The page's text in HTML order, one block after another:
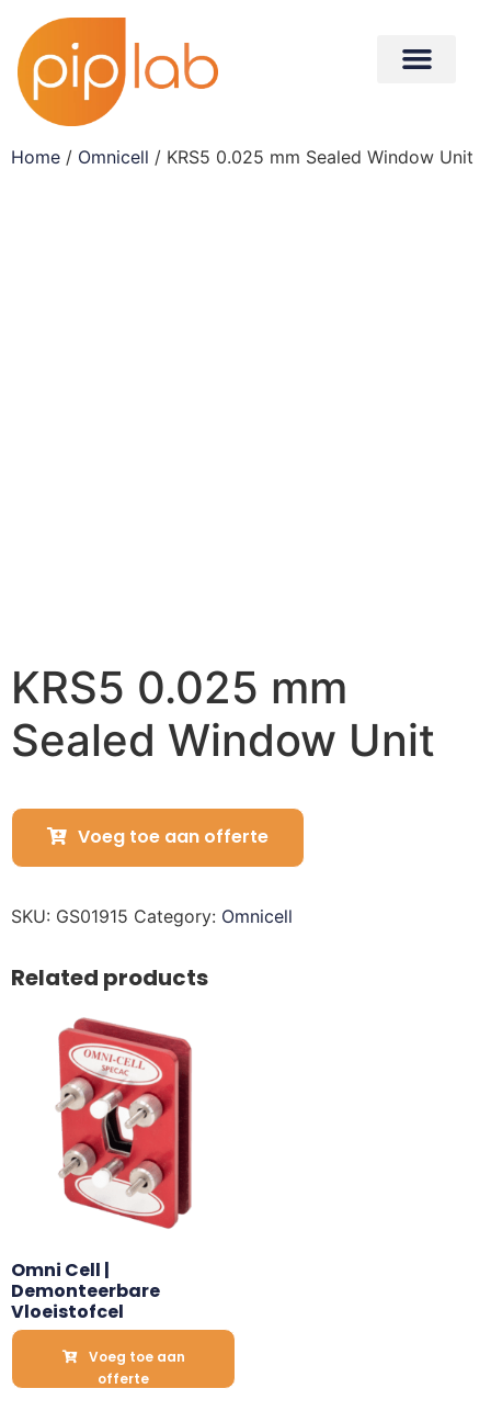
Home / Omnicell / KRS5 0.025 mm Sealed Window Unit
KRS5 0.025 mm
Sealed Window Unit
Voeg toe aan offerte
SKU: GS01915 Category: Omnicell
Related products
Omni Cell |
Demonteerbare
Vloeistofcel
Voeg toe aan
offerte